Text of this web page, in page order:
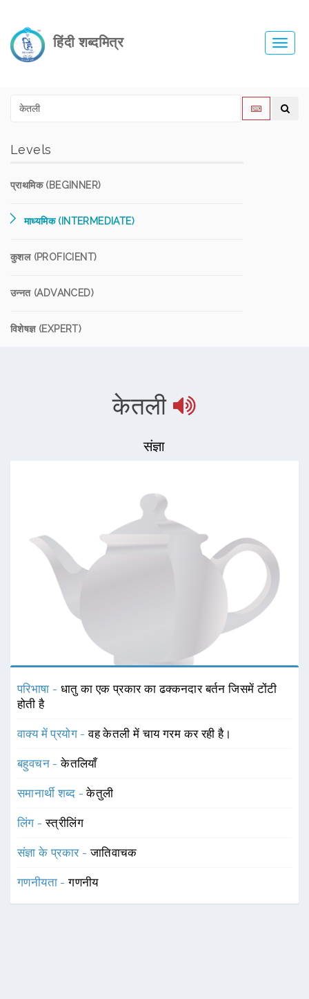
हिंदी शब्दमित्र
Levels
प्राथमिक (BEGINNER)
माध्यमिक (INTERMEDIATE)
कुशल (PROFICIENT)
उन्नत (ADVANCED)
विशेषज्ञ (EXPERT)
केतली
संज्ञा
परिभाषा - धातु का एक प्रकार का ढक्कनदार बर्तन जिसमें टोंटी
होती है
वाक्य में प्रयोग -वह केतली में चाय गरम कर रही है।
बहुवचन -केतलियाँ
समानार्थी शब्द -केतुली
लिंग -स्त्रीलिंग
संज्ञा के प्रकार -जातिवाचक
गणनीयता -गणनीय